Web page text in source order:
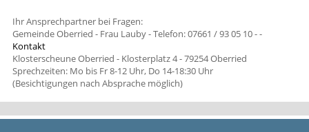
Ihr Ansprechpartner bei Fragen:
Gemeinde Oberried - Frau Lauby - Telefon: 07661 / 93 05 10 --
Kontakt
Klosterscheune Oberried - Klosterplatz 4 - 79254 Oberried
Sprechzeiten: Mo bis Fr 8-12 Uhr, Do 14-18:30 Uhr
(Besichtigungen nach Absprache möglich)